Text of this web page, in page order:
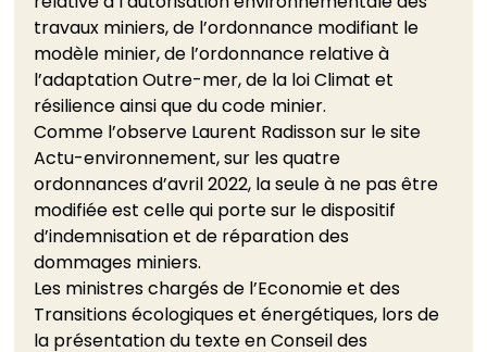
travaux miniers, de l’ordonnance modifiant le
modèle minier, de l’ordonnance relative à
l’adaptation Outre-mer, de la loi Climat et
résilience ainsi que du code minier.
Comme l’observe Laurent Radisson sur le site
Actu-environnement, sur les quatre
ordonnances d’avril 2022, la seule à ne pas être
modifiée est celle qui porte sur le dispositif
d’indemnisation et de réparation des
dommages miniers.
Les ministres chargés de l’Economie et des
Transitions écologiques et énergétiques, lors de
la présentation du texte en Conseil des